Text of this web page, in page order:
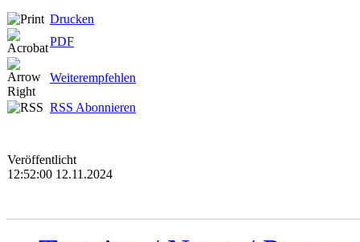
Drucken
PDF
Weiterempfehlen
RSS Abonnieren
Veröffentlicht
12:52:00 12.11.2024